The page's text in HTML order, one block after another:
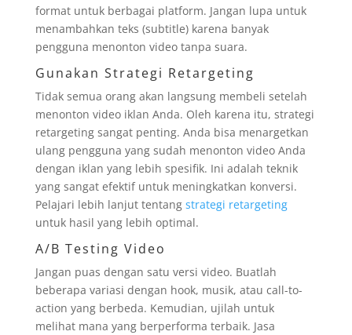
format untuk berbagai platform. Jangan lupa untuk
menambahkan teks (subtitle) karena banyak
pengguna menonton video tanpa suara.
Gunakan Strategi Retargeting
Tidak semua orang akan langsung membeli setelah
menonton video iklan Anda. Oleh karena itu, strategi
retargeting sangat penting. Anda bisa menargetkan
ulang pengguna yang sudah menonton video Anda
dengan iklan yang lebih spesifik. Ini adalah teknik
yang sangat efektif untuk meningkatkan konversi.
Pelajari lebih lanjut tentang strategi retargeting
untuk hasil yang lebih optimal.
A/B Testing Video
Jangan puas dengan satu versi video. Buatlah
beberapa variasi dengan hook, musik, atau call-to-
action yang berbeda. Kemudian, ujilah untuk
melihat mana yang berperforma terbaik. Jasa